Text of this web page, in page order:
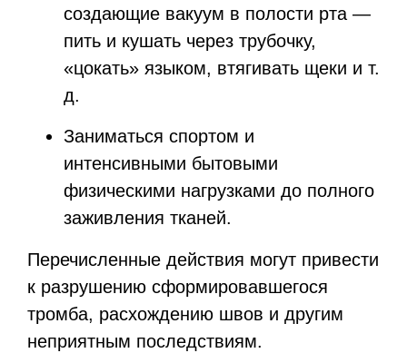
создающие вакуум в полости рта —
пить и кушать через трубочку,
«цокать» языком, втягивать щеки и т.
д.
Заниматься спортом и
интенсивными бытовыми
физическими нагрузками до полного
заживления тканей.
Перечисленные действия могут привести
к разрушению сформировавшегося
тромба, расхождению швов и другим
неприятным последствиям.